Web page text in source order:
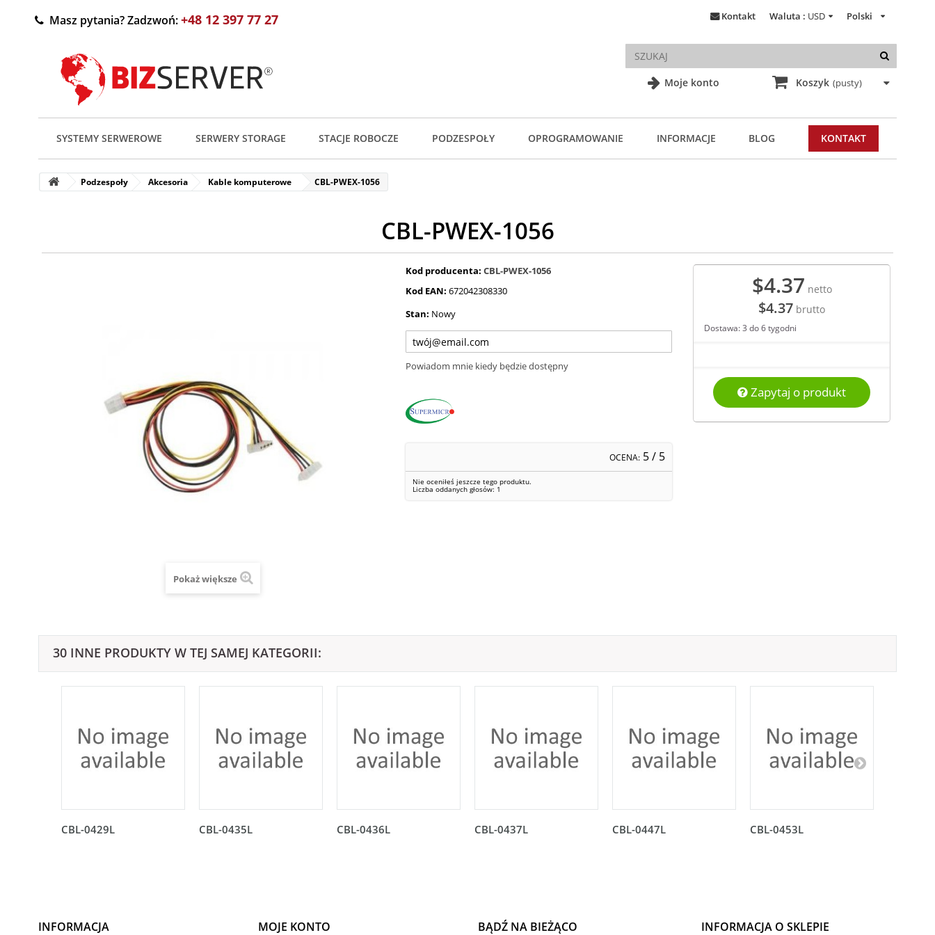
Moje konto
Polski
Waluta : USD
Kontakt
Masz pytania? Zadzwoń:+48 12 397 77 27
Koszyk (pusty)
SYSTEMY SERWEROWE SERWERY STORAGE STACJE ROBOCZE PODZESPOŁY OPROGRAMOWANIE INFORMACJE BLOG KONTAKT
Podzespoły Akcesoria Kable komputerowe CBL-PWEX-1056
CBL-PWEX-1056
Pokaż większe
Kod producenta: CBL-PWEX-1056
Kod EAN: 672042308330
Stan: Nowy
Powiadom mnie kiedy będzie dostępny
OCENA: 5/ 5
Nie oceniłeś jeszcze tego produktu.
Liczba oddanych głosów: 1
$4.37 netto
$4.37 brutto
Dostawa: 3 do 6 tygodni
Zapytaj o produkt
30 INNE PRODUKTY W TEJ SAMEJ KATEGORII:
CBL-0429L CBL-0435L CBL-0436L CBL-0437L CBL-0447L CBL-0453L
INFORMACJA MOJE KONTO BĄDŹ NA BIEŻĄCO INFORMACJA O SKLEPIE